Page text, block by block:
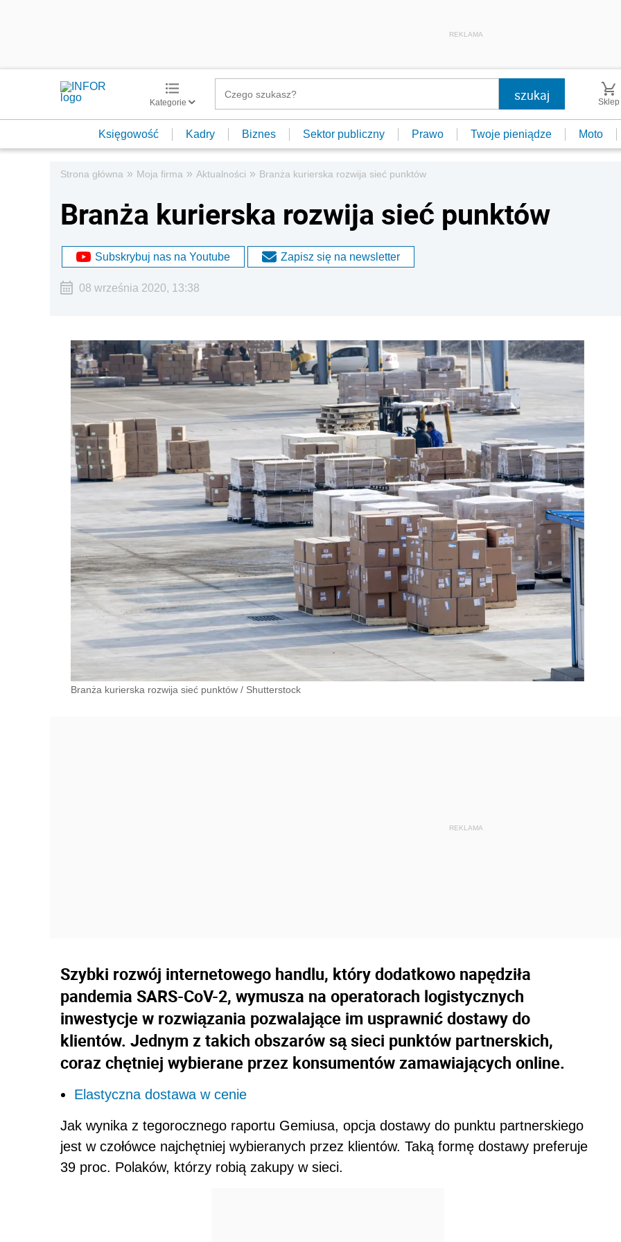
REKLAMA
Kategorie Sklep
Księgowość Kadry Biznes Sektor publiczny Prawo Twoje pieniądze Moto
Strona główna » Moja firma » Aktualności » Branża kurierska rozwija sieć punktów
Branża kurierska rozwija sieć punktów
Subskrybuj nas na Youtube Zapisz się na newsletter
08 września 2020, 13:38
Branża kurierska rozwija sieć punktów / Shutterstock
Szybki rozwój internetowego handlu, który dodatkowo napędziła
pandemia SARS-CoV-2, wymusza na operatorach logistycznych
inwestycje w rozwiązania pozwalające im usprawnić dostawy do
klientów. Jednym z takich obszarów są sieci punktów partnerskich,
coraz chętniej wybierane przez konsumentów zamawiających online.
Elastyczna dostawa w cenie
Jak wynika z tegorocznego raportu Gemiusa, opcja dostawy do punktu partnerskiego
jest w czołówce najchętniej wybieranych przez klientów. Taką formę dostawy preferuje
39 proc. Polaków, którzy robią zakupy w sieci.